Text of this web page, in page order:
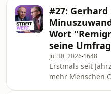
letzten Jahren blind. In dieser
spricht Stephan
Karner über die
Bedrohungen für
linken wie
über die
Identitären und
Spionagefall im
#27:
Wort
seine
Jul 30, 2026 1648
Erstmals seit
mehr Menschen